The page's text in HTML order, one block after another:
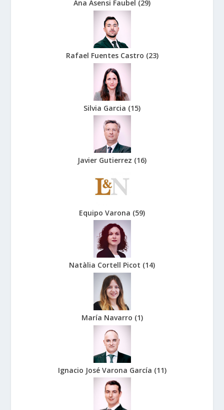
Ana Asensi Faubel (29)
Rafael Fuentes Castro (23)
Silvia Garcia (15)
Javier Gutierrez (16)
Equipo Varona (59)
Natàlia Cortell Picot (14)
María Navarro (1)
Ignacio José Varona García (11)